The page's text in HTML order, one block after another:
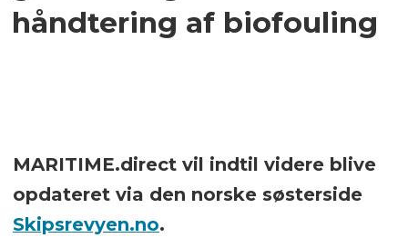
håndtering af biofouling
MARITIME.direct vil indtil videre blive
opdateret via den norske søsterside
Skipsrevyen.no.